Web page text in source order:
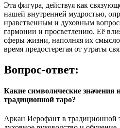
Эта фигура, действуя как
нашей внутренней мудростью,
нравственным и духовным
гармонии и просветлению. Её
сферы жизни, наполняя их
время предостерегая от утраты
Вопрос-ответ:
Какие символические значения
традиционной таро?
Аркан Иерофант в традиционной